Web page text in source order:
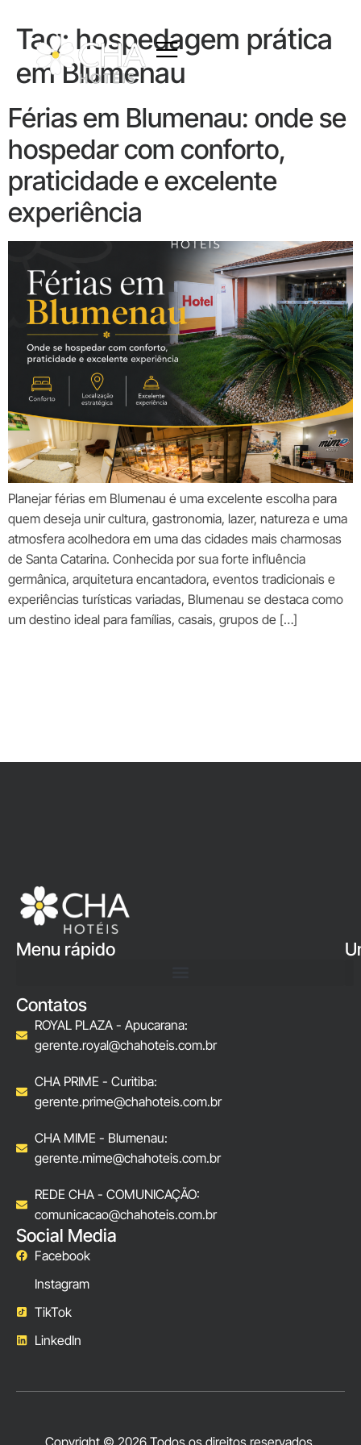
Tag:hospedagem prática
em Blumenau
Férias em Blumenau: onde se
hospedar com conforto,
praticidade e excelente
experiência
Planejar férias em Blumenau é uma excelente escolha para
quem deseja unir cultura, gastronomia, lazer, natureza e uma
atmosfera acolhedora em uma das cidades mais charmosas
de Santa Catarina. Conhecida por sua forte influência
germânica, arquitetura encantadora, eventos tradicionais e
experiências turísticas variadas, Blumenau se destaca como
um destino ideal para famílias, casais, grupos de […]
Menu rápido
Contatos
ROYAL PLAZA - Apucarana:
gerente.royal@chahoteis.com.br
CHA PRIME - Curitiba:
gerente.prime@chahoteis.com.br
CHA MIME - Blumenau:
gerente.mime@chahoteis.com.br
REDE CHA - COMUNICAÇÃO:
comunicacao@chahoteis.com.br
Social Media
Facebook
Instagram
TikTok
LinkedIn
Copyright © 2026 Todos os direitos reservados.